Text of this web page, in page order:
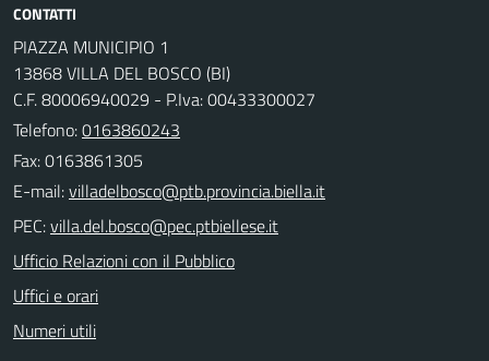
CONTATTI
PIAZZA MUNICIPIO 1
13868 VILLA DEL BOSCO (BI)
C.F. 80006940029 - P.Iva: 00433300027
Telefono:0163860243
Fax: 0163861305
E-mail:
PEC:
Ufficio Relazioni con il Pubblico
Uffici e orari
Numeri utili